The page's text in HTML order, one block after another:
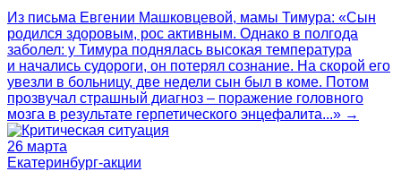
Из письма Евгении Машковцевой, мамы Тимура: «Сын
родился здоровым, рос активным. Однако в полгода
заболел: у Тимура поднялась высокая температура
и начались судороги, он потерял сознание. На скорой его
увезли в больницу, две недели сын был в коме. Потом
прозвучал страшный диагноз – поражение головного
мозга в результате герпетического энцефалита...» →
26 марта
Екатеринбург-акции